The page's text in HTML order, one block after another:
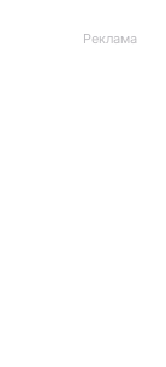
Реклама